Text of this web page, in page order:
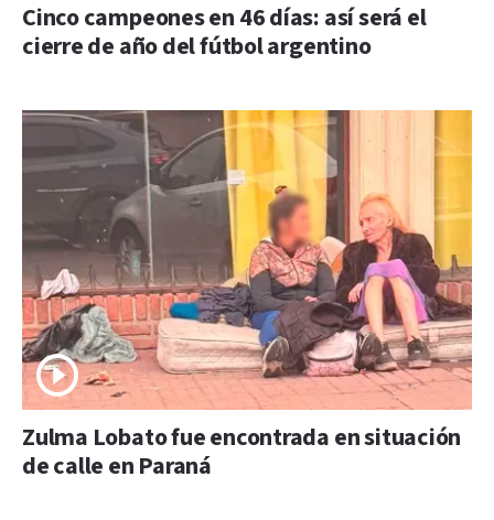
Cinco campeones en 46 días: así será el
cierre de año del fútbol argentino
Zulma Lobato fue encontrada en situación
de calle en Paraná